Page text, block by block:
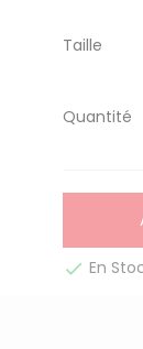
Taille
Quantité
 En